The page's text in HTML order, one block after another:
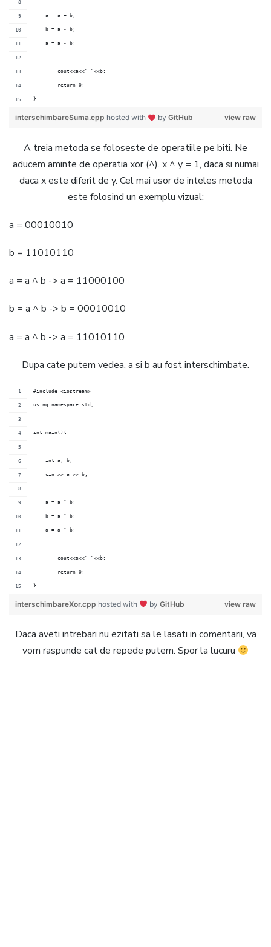
    a = a + b;
    b = a - b;
    a = a - b;
	cout<<a<<" "<<b;
	return 0;
}
view raw
interschimbareSuma.cpp hosted with by GitHub
A treia metoda se foloseste de operatiile pe biti. Ne
aducem aminte de operatia xor (^). x ^ y = 1, daca si numai
daca x este diferit de y. Cel mai usor de inteles metoda
este folosind un exemplu vizual:
a = 00010010
b = 11010110
a = a ^ b -> a = 11000100
b = a ^ b -> b = 00010010
a = a ^ b -> a = 11010110
Dupa cate putem vedea, a si b au fost interschimbate.
#include <iostream>
using namespace std;
int main(){
    int a, b;
    cin >> a >> b;
    a = a ^ b;
    b = a ^ b;
    a = a ^ b;
	cout<<a<<" "<<b;
	return 0;
}
view raw
interschimbareXor.cpp hosted with by GitHub
Daca aveti intrebari nu ezitati sa le lasati in comentarii, va
vom raspunde cat de repede putem. Spor la lucuru